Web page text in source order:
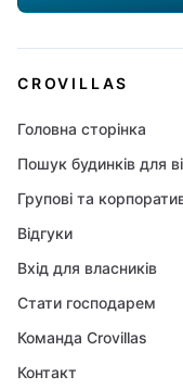
CROVILLAS
Головна сторінка
Пошук будинків для
Групові та
Відгуки
Вхід для власників
Стати господарем
Команда Crovillas
Контакт